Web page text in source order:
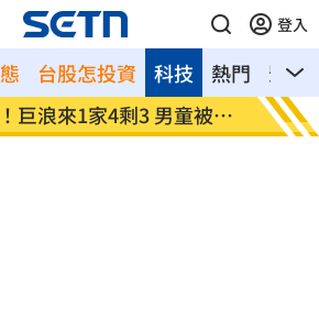
登入
台股怎投資 熱門 影音
科技
巨浪來1家4剩3 男童被捲
大盤
懂